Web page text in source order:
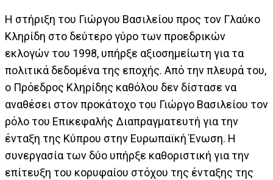
Η στήριξη του Γιώργου Βασιλείου προς τον Γλαύκο
Κληρίδη στο δεύτερο γύρο των προεδρικών
εκλογών του 1998, υπήρξε αξιοσημείωτη για τα
πολιτικά δεδομένα της εποχής. Από την πλευρά του,
ο Πρόεδρος Κληρίδης καθόλου δεν δίστασε να
αναθέσει στον προκάτοχο του Γιώργο Βασιλείου τον
ρόλο του Επικεφαλής Διαπραγματευτή για την
ένταξη της Κύπρου στην Ευρωπαϊκή Ένωση. Η
συνεργασία των δύο υπήρξε καθοριστική για την
επίτευξη του κορυφαίου στόχου της ένταξης της